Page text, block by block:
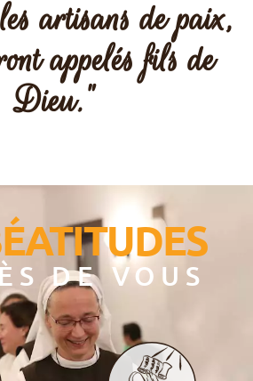
artisans de paix,
appelés fils de
Dieu."
DE VOUS